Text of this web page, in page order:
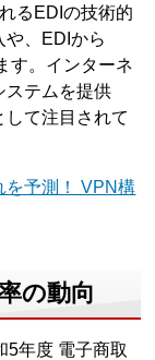
るEDIの技術的
や、EDIから
す。インターネ
ステムを提供
して注目されて
を予測！ VPN構
の動向
5年度 電子商取